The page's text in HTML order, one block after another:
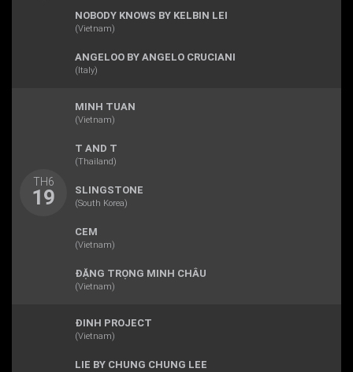
NOBODY KNOWS BY KELBIN LEI
(Vietnam)
ANGELOO BY ANGELO CRUCIANI
(Italy)
TH6
19
MINH TUAN
(Vietnam)
T AND T
(Thailand)
SLINGSTONE
(South Korea)
CEM
(Vietnam)
ĐẶNG TRỌNG MINH CHÂU
(Vietnam)
ĐINH PROJECT
(Vietnam)
LIE BY CHUNG CHUNG LEE